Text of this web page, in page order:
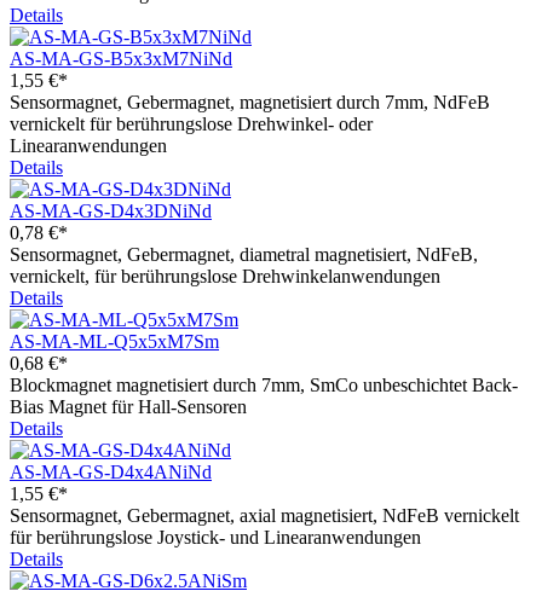
Details
AS-MA-GS-B5x3xM7NiNd
1,55 €*
Sensormagnet, Gebermagnet, magnetisiert durch 7mm, NdFeB
vernickelt für berührungslose Drehwinkel- oder
Linearanwendungen
Details
AS-MA-GS-D4x3DNiNd
0,78 €*
Sensormagnet, Gebermagnet, diametral magnetisiert, NdFeB,
vernickelt, für berührungslose Drehwinkelanwendungen
Details
AS-MA-ML-Q5x5xM7Sm
0,68 €*
Blockmagnet magnetisiert durch 7mm, SmCo unbeschichtet Back-
Bias Magnet für Hall-Sensoren
Details
AS-MA-GS-D4x4ANiNd
1,55 €*
Sensormagnet, Gebermagnet, axial magnetisiert, NdFeB vernickelt
für berührungslose Joystick- und Linearanwendungen
Details